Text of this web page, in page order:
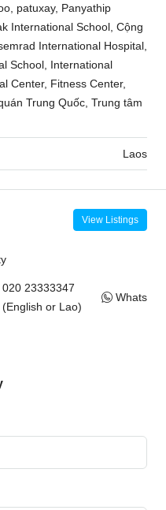
patuxay, Panyathip
International School, Cộng
International Hospital,
School, International
Center, Fitness Center,
Trung Quốc, Trung tâm
Laos
View Listings
020 23333347
(English or Lao)
WhatsApp